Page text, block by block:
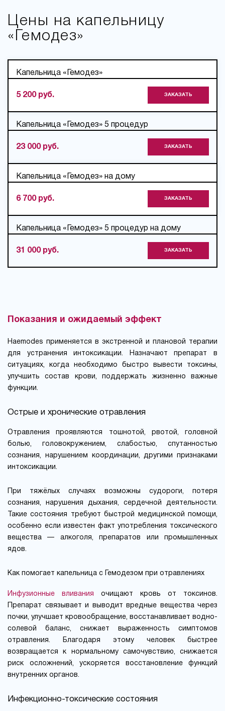
Цены на капельницу
«Гемодез»
Капельница «Гемодез»
5 200 руб. ЗАКАЗАТЬ
Капельница «Гемодез» 5 процедур
23 000 руб. ЗАКАЗАТЬ
Капельница «Гемодез» на дому
6 700 руб. ЗАКАЗАТЬ
Капельница «Гемодез» 5 процедур на дому
31 000 руб. ЗАКАЗАТЬ
Показания и ожидаемый эффект
Haemodes применяется в экстренной и плановой терапии
для устранения интоксикации. Назначают препарат в
ситуациях, когда необходимо быстро вывести токсины,
улучшить состав крови, поддержать жизненно важные
функции.
Острые и хронические отравления
Отравления проявляются тошнотой, рвотой, головной
болью, головокружением, слабостью, спутанностью
сознания, нарушением координации, другими признаками
интоксикации.
При тяжёлых случаях возможны судороги, потеря
сознания, нарушения дыхания, сердечной деятельности.
Такие состояния требуют быстрой медицинской помощи,
особенно если известен факт употребления токсического
вещества — алкоголя, препаратов или промышленных
ядов.
Как помогает капельница с Гемодезом при отравлениях
Инфузионные вливания
очищают кровь от токсинов.
Препарат связывает и выводит вредные вещества через
почки, улучшает кровообращение, восстанавливает водно-
солевой баланс, снижает выраженность симптомов
отравления. Благодаря этому человек быстрее
возвращается к нормальному самочувствию, снижается
риск осложнений, ускоряется восстановление функций
внутренних органов.
Инфекционно-токсические состояния